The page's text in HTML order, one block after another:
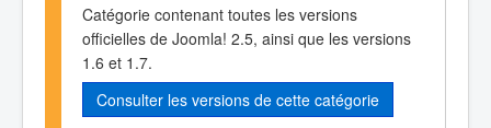
Catégorie contenant toutes les versions
officielles de Joomla! 2.5, ainsi que les versions
1.6 et 1.7.
Consulter les versions de cette catégorie